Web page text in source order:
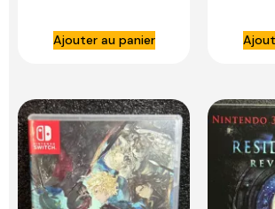
Ajouter au panier
TV –